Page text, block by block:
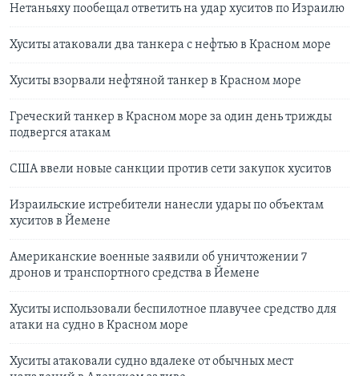
Нетаньяху пообещал ответить на удар хуситов по Израилю
Хуситы атаковали два танкера с нефтью в Красном море
Хуситы взорвали нефтяной танкер в Красном море
Греческий танкер в Красном море за один день трижды
подвергся атакам
США ввели новые санкции против сети закупок хуситов
Израильские истребители нанесли удары по объектам
хуситов в Йемене
Американские военные заявили об уничтожении 7
дронов и транспортного средства в Йемене
Хуситы использовали беспилотное плавучее средство для
атаки на судно в Красном море
Хуситы атаковали судно вдалеке от обычных мест